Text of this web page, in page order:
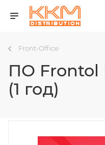
Front-Office
ПО Frontol
(1 год)